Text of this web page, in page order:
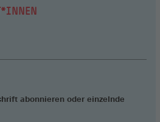
abonnieren oder einzelnde